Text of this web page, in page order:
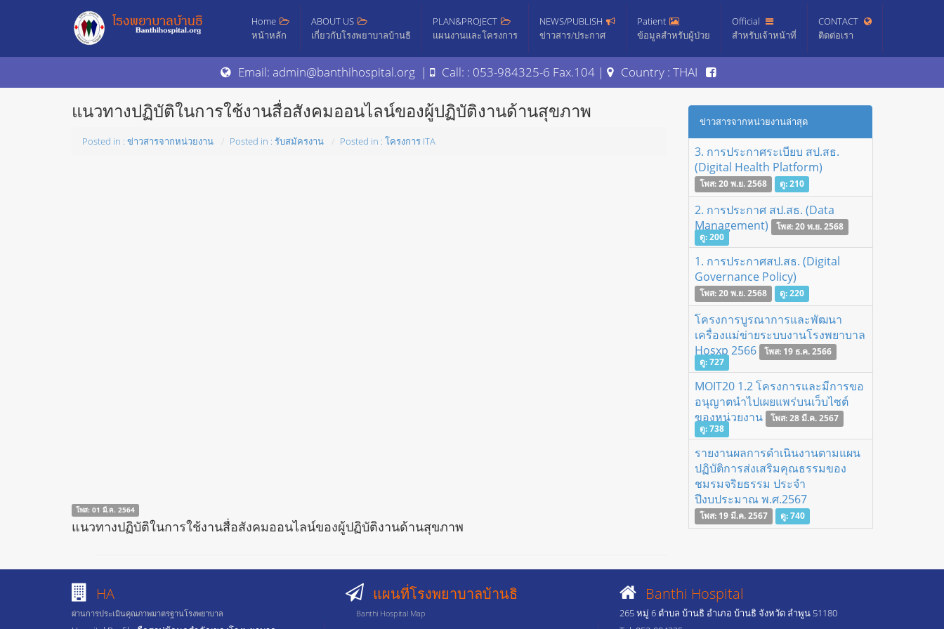
Home
หน้าหลัก
ABOUT US
เกี่ยวกับโรงพยาบาลบ้านธิ
PLAN&PROJECT
แผนงานและโครงการ
NEWS/PUBLISH
ข่าวสาร/ประกาศ
Patient
ข้อมูลสำหรับผู้ป่วย
Official
สำหรับเจ้าหน้าที่
CONTACT
ติดต่อเรา
Email: admin@banthihospital.org | Call: : 053-984325-6 Fax.104 | Country : THAI
แนวทางปฏิบัติในการใช้งานสื่อสังคมออนไลน์ของผู้ปฏิบัติงานด้านสุขภาพ
Posted in : ข่าวสารจากหน่วยงาน Posted in : รับสมัครงาน Posted in : โครงการ ITA
โพส: 01 มี.ค. 2564
แนวทางปฏิบัติในการใช้งานสื่อสังคมออนไลน์ของผู้ปฏิบัติงานด้านสุขภาพ
ข่าวสารจากหน่วยงานล่าสุด
3. การประกาศระเบียบ สป.สธ.
(Digital Health Platform)
โพส: 20 พ.ย. 2568 ดู: 210
2. การประกาศ สป.สธ. (Data
Management)
โพส: 20 พ.ย. 2568
ดู: 200
1. การประกาศสป.สธ. (Digital
Governance Policy)
โพส: 20 พ.ย. 2568 ดู: 220
โครงการบูรณาการและพัฒนา
เครื่องแม่ข่ายระบบงานโรงพยาบาล
Hosxp 2566
โพส: 19 ธ.ค. 2566
ดู: 727
MOIT20 1.2 โครงการและมีการขอ
อนุญาตนำไปเผยแพร่บนเว็บไซต์
ของหน่วยงาน
โพส: 28 มี.ค. 2567
ดู: 738
รายงานผลการดำเนินงานตามแผน
ปฏิบัติการส่งเสริมคุณธรรมของ
ชมรมจริยธรรม ประจำ
ปีงบประมาณ พ.ศ.2567
โพส: 19 มี.ค. 2567 ดู: 740
HA
ผ่านการประเมินคุณภาพมาตรฐานโรงพยาบาล
แผนที่โรงพยาบาลบ้านธิ
Banthi Hospital Map
Banthi Hospital
265 หมู่ 6 ตำบล บ้านธิ อำเภอ บ้านธิ จังหวัด ลำพูน 51180